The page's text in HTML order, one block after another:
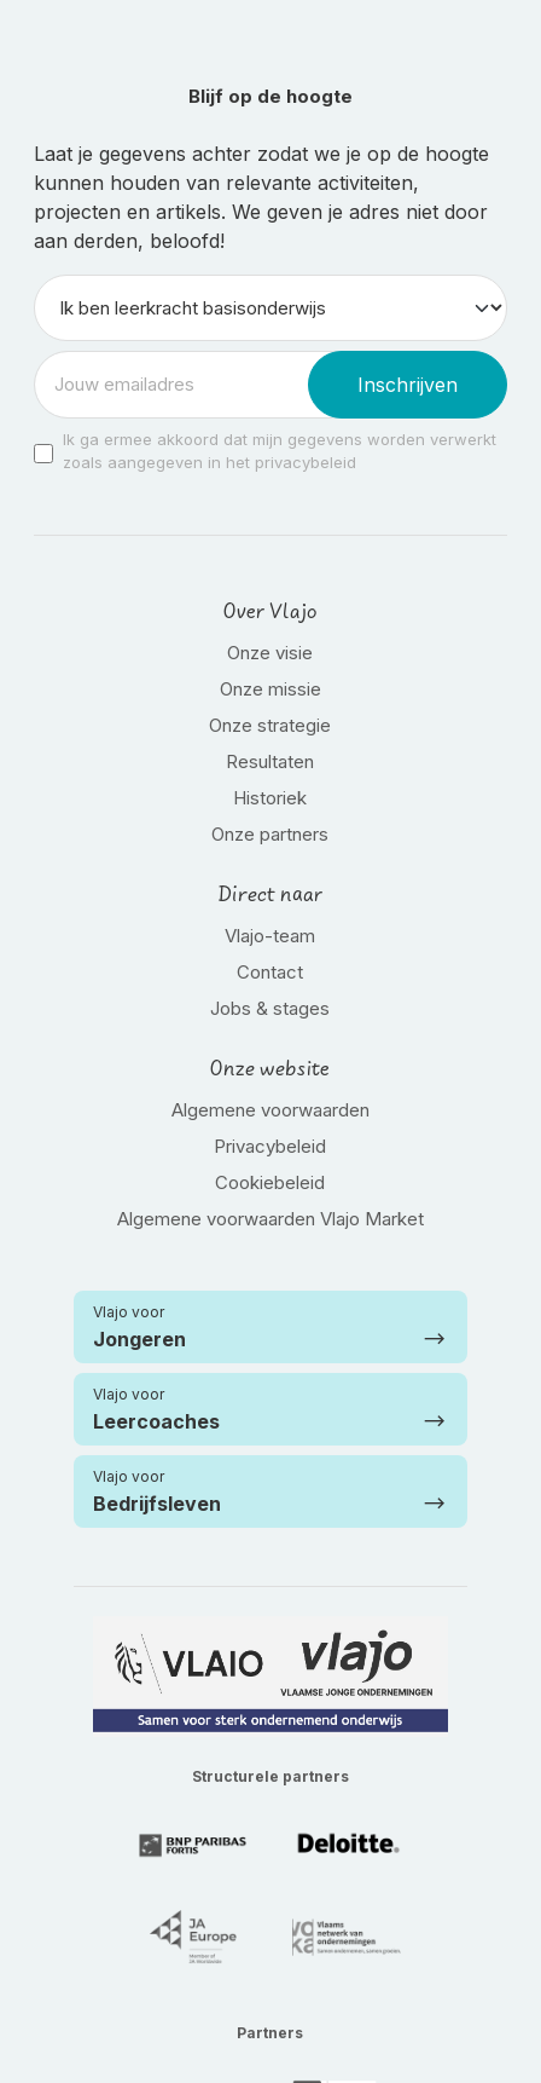
Blijf op de hoogte
Laat je gegevens achter zodat we je op de hoogte
kunnen houden van relevante activiteiten,
projecten en artikels. We geven je adres niet door
aan derden, beloofd!
Inschrijven
Ik ga ermee akkoord dat mijn gegevens worden verwerkt
zoals aangegeven in het privacybeleid
Over Vlajo
Onze visie
Onze missie
Onze strategie
Resultaten
Historiek
Onze partners
Direct naar
Vlajo-team
Contact
Jobs & stages
Onze website
Algemene voorwaarden
Privacybeleid
Cookiebeleid
Algemene voorwaarden Vlajo Market
Vlajo voor
Jongeren
Vlajo voor
Leercoaches
Vlajo voor
Bedrijfsleven
Structurele partners
Partners